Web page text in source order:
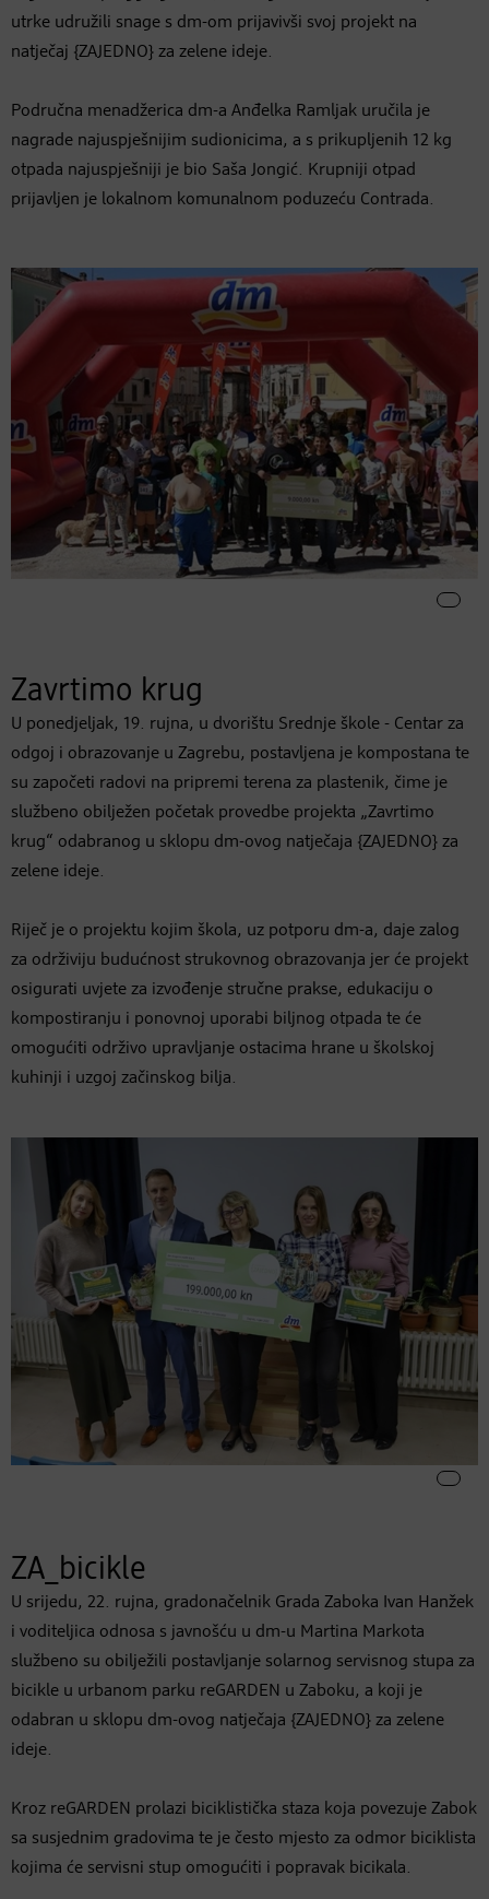
utrke udružili snage s dm-om prijavivši svoj projekt na
natječaj {ZAJEDNO} za zelene ideje.
Područna menadžerica dm-a Anđelka Ramljak uručila je
nagrade najuspješnijim sudionicima, a s prikupljenih 12 kg
otpada najuspješniji je bio Saša Jongić. Krupniji otpad
prijavljen je lokalnom komunalnom poduzeću Contrada.
Zavrtimo krug
U ponedjeljak, 19. rujna, u dvorištu Srednje škole - Centar za
odgoj i obrazovanje u Zagrebu, postavljena je kompostana te
su započeti radovi na pripremi terena za plastenik, čime je
službeno obilježen početak provedbe projekta „Zavrtimo
krug“ odabranog u sklopu dm-ovog natječaja {ZAJEDNO} za
zelene ideje.
Riječ je o projektu kojim škola, uz potporu dm-a, daje zalog
za održiviju budućnost strukovnog obrazovanja jer će projekt
osigurati uvjete za izvođenje stručne prakse, edukaciju o
kompostiranju i ponovnoj uporabi biljnog otpada te će
omogućiti održivo upravljanje ostacima hrane u školskoj
kuhinji i uzgoj začinskog bilja.
ZA_bicikle
U srijedu, 22. rujna, gradonačelnik Grada Zaboka Ivan Hanžek
i voditeljica odnosa s javnošću u dm-u Martina Markota
službeno su obilježili postavljanje solarnog servisnog stupa za
bicikle u urbanom parku reGARDEN u Zaboku, a koji je
odabran u sklopu dm-ovog natječaja {ZAJEDNO} za zelene
ideje.
Kroz reGARDEN prolazi biciklistička staza koja povezuje Zabok
sa susjednim gradovima te je često mjesto za odmor biciklista
kojima će servisni stup omogućiti i popravak bicikala.